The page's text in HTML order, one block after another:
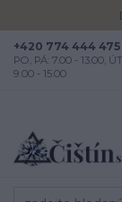
+420 774 444 475
PO, PÁ: 7.00 - 13.00,
9.00 - 15.00